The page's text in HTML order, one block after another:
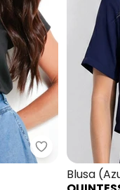
Malha Texturizada
Quintess -
Blusa